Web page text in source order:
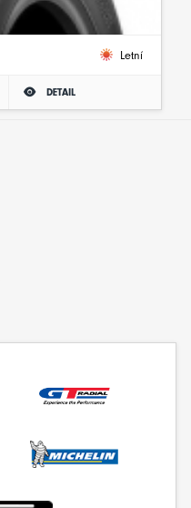
Letní
DETAIL